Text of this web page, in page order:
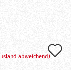
abweichend)